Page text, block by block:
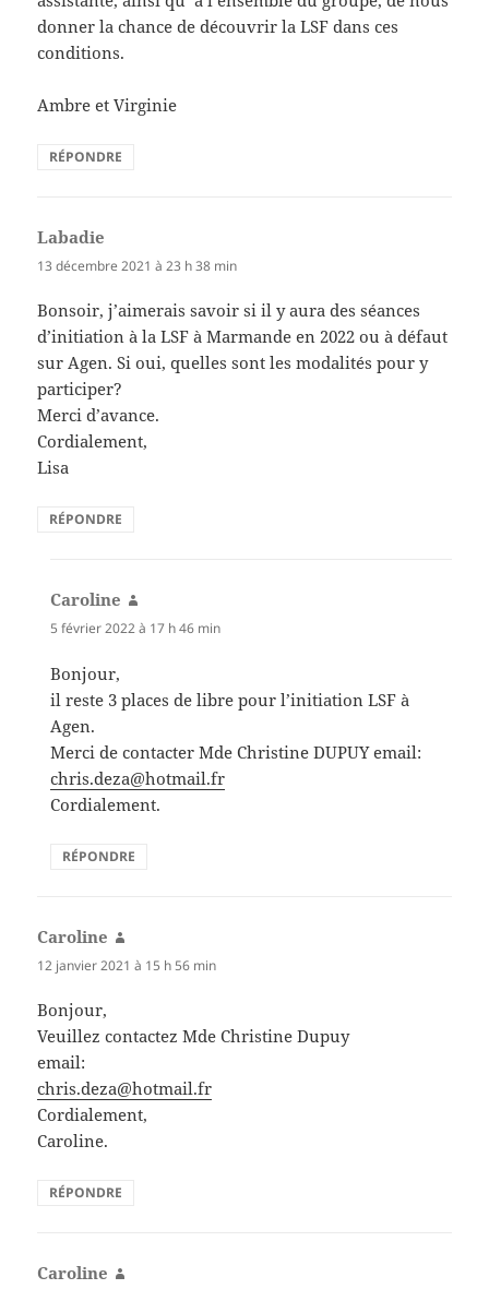
donner la chance de découvrir la LSF dans ces
conditions.
Ambre et Virginie
RÉPONDRE
Labadie
13 décembre 2021 à 23 h 38 min
Bonsoir, j’aimerais savoir si il y aura des séances
d’initiation à la LSF à Marmande en 2022 ou à défaut
sur Agen. Si oui, quelles sont les modalités pour y
participer?
Merci d’avance.
Cordialement,
Lisa
RÉPONDRE
Caroline
5 février 2022 à 17 h 46 min
Bonjour,
il reste 3 places de libre pour l’initiation LSF à
Agen.
Merci de contacter Mde Christine DUPUY email:
chris.deza@hotmail.fr
Cordialement.
RÉPONDRE
Caroline
12 janvier 2021 à 15 h 56 min
Bonjour,
Veuillez contactez Mde Christine Dupuy
email:
chris.deza@hotmail.fr
Cordialement,
Caroline.
RÉPONDRE
Caroline